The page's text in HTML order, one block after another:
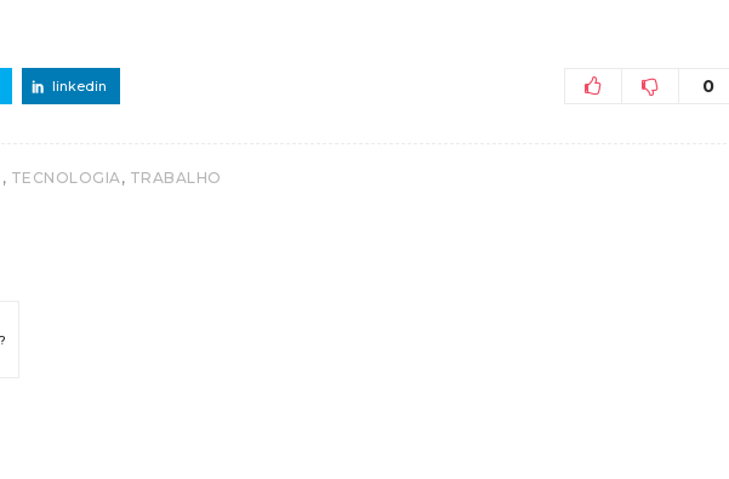
linkedin 0
, TECNOLOGIA , TRABALHO